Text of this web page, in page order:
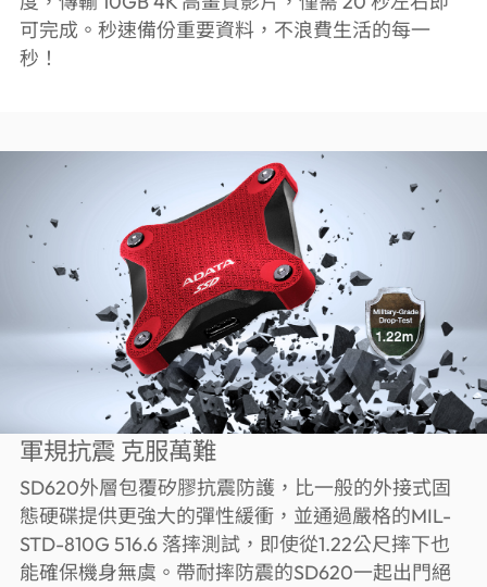
可完成。秒速備份重要資料，不浪費生活的每一
秒！
軍規抗震 克服萬難
SD620外層包覆矽膠抗震防護，比一般的外接式固
態硬碟提供更強大的彈性緩衝，並通過嚴格的MIL-
STD-810G 516.6 落摔測試，即使從1.22公尺摔下也
能確保機身無虞。帶耐摔防震的SD620一起出門絕